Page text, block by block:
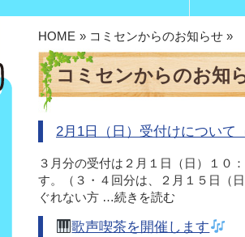
HOME » コミセンからのお知らせ »
コミセンからのお知
2月1日（日）受付けについて
３月分の受付は２月１日（日）１０
す。（３・４回分は、２月１５日（
ぐれない方 …続きを読む
歌声喫茶を開催します